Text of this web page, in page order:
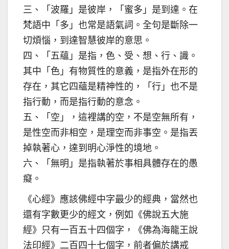
三、「波羅」是彼岸，「蜜多」是到達。在
梵語中「多」也常是語氣詞。全句是斷除一
切煩惱，到達智慧彼岸的意思。
四、「五蘊」是指，色、受、想、行、識。
其中「色」有物質性的意義，是指外在形的
存在，其它四蘊是精神性的，「行」也不是
指行動，而是指行動的意念。
五、「空」，這裡講的空，不是空無所有，
是性空而非相空，是理空而非事空。是指丟
掉執著心，達到明心淨性的境地。
六、「無明」是指執著於事相具體存在的愚
癡。
《心經》應該佛經中字最少的經典，當然也
還有字數更少的經文，例如《佛說五大施
經》只有一百五十四個字，《佛為海龍王說
法印經》二百四十七個字，前者偏於講戒